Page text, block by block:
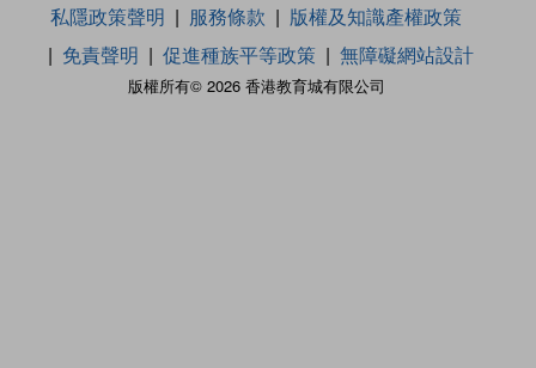
版權所有© 2026 香港教育城有限公司
私隱政策聲明 服務條款
版權及知識產權政策
免責聲明
促進種族平等政策 無障礙網站設計